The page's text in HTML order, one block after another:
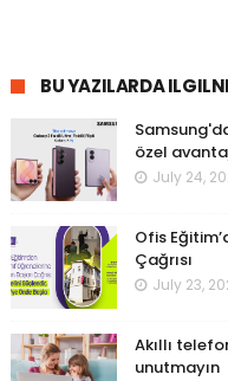
BU YAZILARDA
özel
July 24,
Ofis
Çağrısı
July 23,
Akıllı
unutmayın